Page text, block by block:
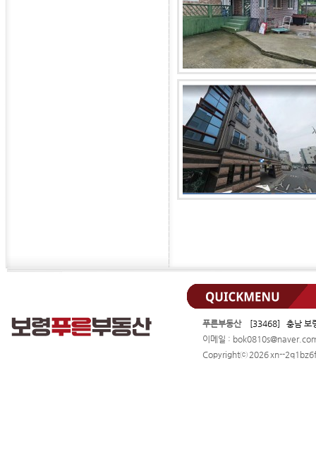
푸른부동산
[33468] 충남 보
이메일 :
Copyrightⓒ 2026 xn--